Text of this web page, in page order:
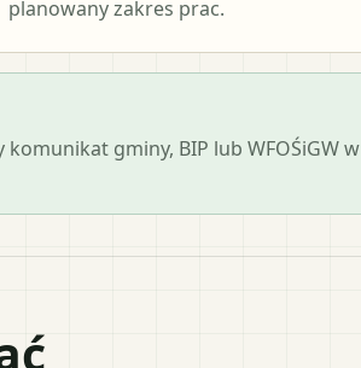
planowany zakres prac.
gminy, BIP lub WFOŚiGW w